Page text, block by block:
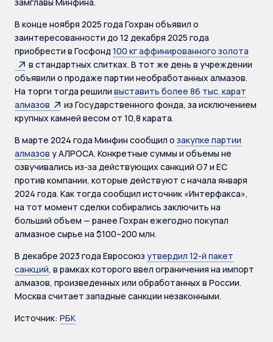
В конце ноября 2025 года Гохран объявил о
заинтересованности до 12 декабря 2025 года
приобрести в Госфонд 100 кг аффинированного золота
в стандартных слитках. В тот же день в учреждении
объявили о продаже партии необработанных алмазов.
На торги тогда решили выставить более 86 тыс. карат
алмазов
из Государственного фонда, за исключением
крупных камней весом от 10,8 карата.
В марте 2024 года Минфин сообщил о закупке партии
алмазов у АЛРОСА. Конкретные суммы и объемы не
озвучивались из-за действующих санкций G7 и ЕС
против компании, которые действуют с начала января
2024 года. Как тогда сообщил источник «Интерфакса»,
на тот момент сделки собирались заключить на
больший объем — ранее Гохран ежегодно покупал
алмазное сырье на $100–200 млн.
В декабре 2023 года Евросоюз утвердил 12-й пакет
санкций, в рамках которого ввел ограничения на импорт
алмазов, произведенных или обработанных в России.
Москва считает западные санкции незаконными.
Источник: РБК